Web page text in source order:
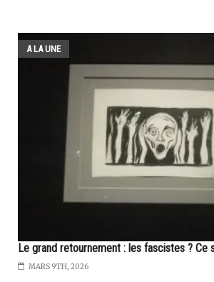
A LA UNE
Le grand retournement : les fascistes ? Ce
MARS 9TH, 2026